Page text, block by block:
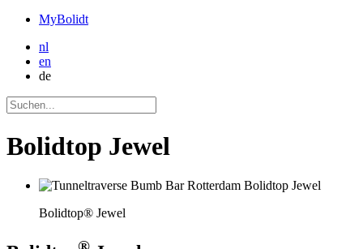
MyBolidt
nl
en
de
Bolidtop Jewel
Bolidtop® Jewel